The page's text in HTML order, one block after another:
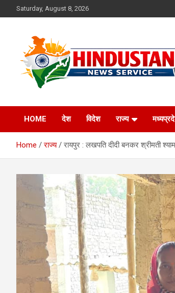
to
Saturday, August 8, 2026
Hindustan News
Service
HOME देश विदेश राज्य
Home राज्य रायपुर : लखपति दीदी बनकर श्रीमती